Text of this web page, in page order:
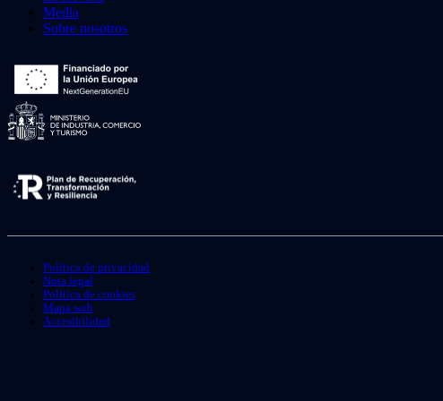
Media
Sobre nosotros
Política de privacidad
Nota legal
Política de cookies
Mapa web
Accesibilidad